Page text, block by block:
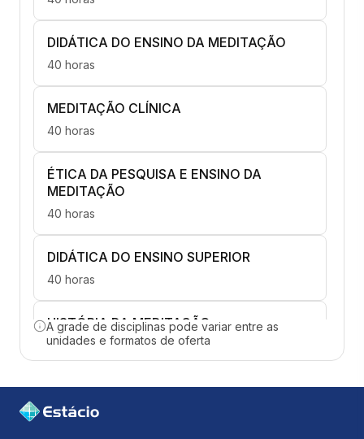
DIDÁTICA DO ENSINO DA MEDITAÇÃO
40 horas
MEDITAÇÃO CLÍNICA
40 horas
ÉTICA DA PESQUISA E ENSINO DA
MEDITAÇÃO
40 horas
DIDÁTICA DO ENSINO SUPERIOR
40 horas
HISTÓRIA DA MEDITAÇÃO
40 horas
INTRODUÇÃO À MEDITAÇÃO
40 horas
A grade de disciplinas pode variar entre as
unidades e formatos de oferta